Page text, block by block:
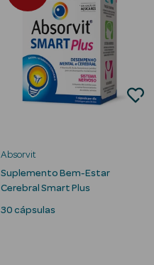
Absorvit
Suplemento Bem-Estar
Cerebral Smart Plus
30 cápsulas